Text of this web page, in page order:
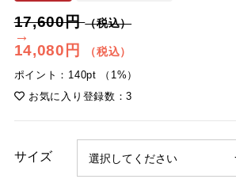
17,600円（税込）
→
14,080円
（税込）
ポイント：140pt （1%）
お気に入り登録数：3
サイズ